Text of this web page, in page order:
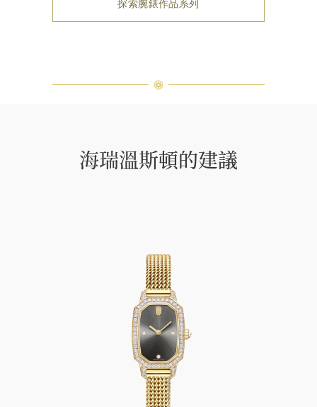
探索腕錶作品系列
海瑞溫斯頓的建議